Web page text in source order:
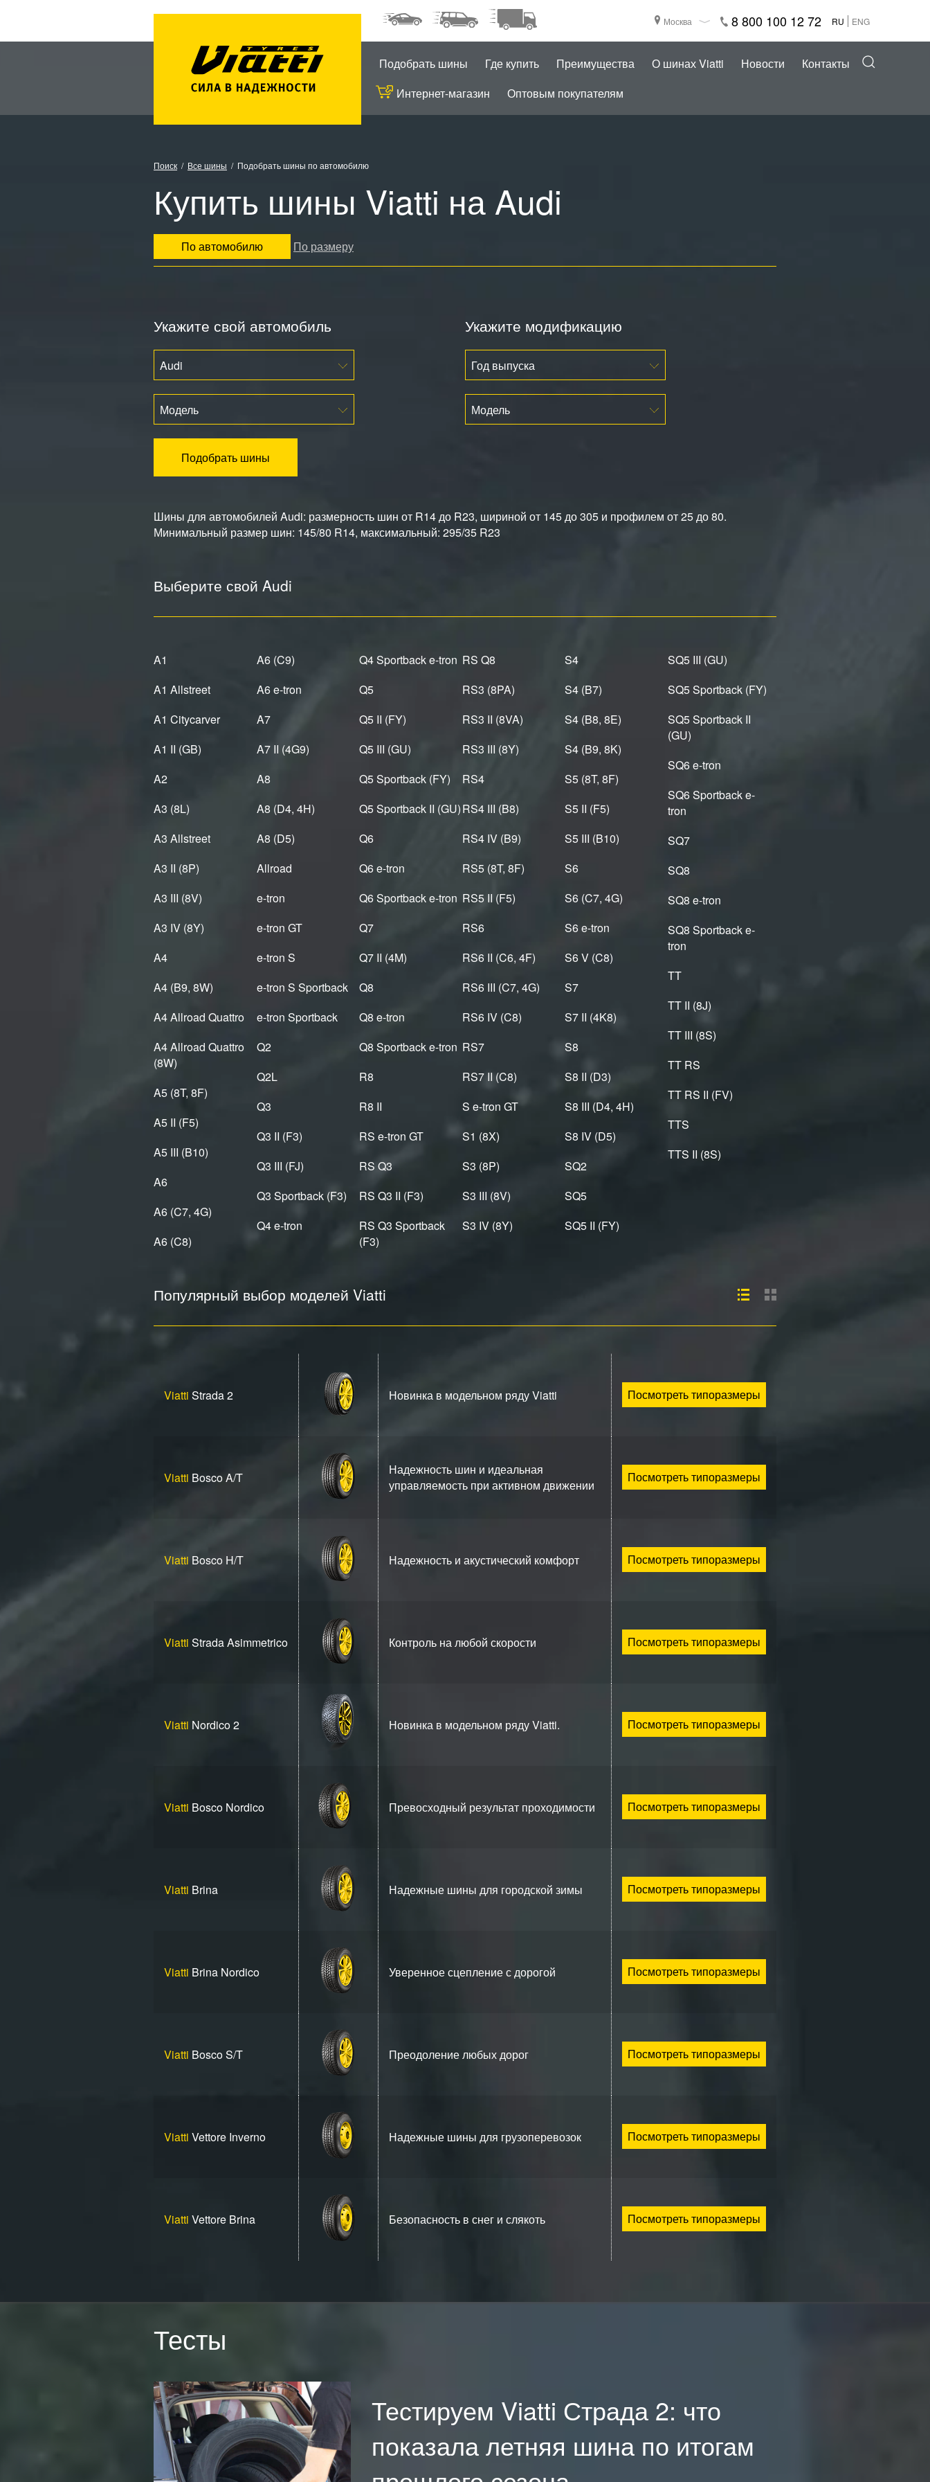
Москва 8 800 100 12 72 RU ENG
Подобрать шины Где купить Преимущества О шинах Viatti Новости
Контакты
Интернет-магазин
Оптовым покупателям
Поиск Все шины Подобрать шины по автомобилю
Купить шины Viatti на Audi
По автомобилю По размеру
Укажите свой автомобиль
Audi
Модель
Укажите модификацию
Год выпуска
Модель
Подобрать шины
Шины для автомобилей Audi: размерность шин от R14 до R23, шириной от 145 до 305 и профилем от 25 до 80.
Минимальный размер шин: 145/80 R14, максимальный: 295/35 R23
Выберите свой Audi
A1
A1 Allstreet
A1 Citycarver
A1 II (GB)
A2
A3 (8L)
A3 Allstreet
A3 II (8P)
A3 III (8V)
A3 IV (8Y)
A4
A4 (B9, 8W)
A4 Allroad Quattro
A4 Allroad Quattro
(8W)
A5 (8T, 8F)
A5 II (F5)
A5 III (B10)
A6
A6 (C7, 4G)
A6 (C8)
A6 (C9)
A6 e-tron
A7
A7 II (4G9)
A8
A8 (D4, 4H)
A8 (D5)
Allroad
e-tron
e-tron GT
e-tron S
e-tron S Sportback
e-tron Sportback
Q2
Q2L
Q3
Q3 II (F3)
Q3 III (FJ)
Q3 Sportback (F3)
Q4 e-tron
Q4 Sportback e-tron
Q5
Q5 II (FY)
Q5 III (GU)
Q5 Sportback (FY)
Q5 Sportback II (GU)
Q6
Q6 e-tron
Q6 Sportback e-tron
Q7
Q7 II (4M)
Q8
Q8 e-tron
Q8 Sportback e-tron
R8
R8 II
RS e-tron GT
RS Q3
RS Q3 II (F3)
RS Q3 Sportback
(F3)
RS Q8
RS3 (8PA)
RS3 II (8VA)
RS3 III (8Y)
RS4
RS4 III (B8)
RS4 IV (B9)
RS5 (8T, 8F)
RS5 II (F5)
RS6
RS6 II (C6, 4F)
RS6 III (C7, 4G)
RS6 IV (C8)
RS7
RS7 II (C8)
S e-tron GT
S1 (8X)
S3 (8P)
S3 III (8V)
S3 IV (8Y)
S4
S4 (B7)
S4 (B8, 8E)
S4 (B9, 8K)
S5 (8T, 8F)
S5 II (F5)
S5 III (B10)
S6
S6 (C7, 4G)
S6 e-tron
S6 V (C8)
S7
S7 II (4K8)
S8
S8 II (D3)
S8 III (D4, 4H)
S8 IV (D5)
SQ2
SQ5
SQ5 II (FY)
SQ5 III (GU)
SQ5 Sportback (FY)
SQ5 Sportback II
(GU)
SQ6 e-tron
SQ6 Sportback e-
tron
SQ7
SQ8
SQ8 e-tron
SQ8 Sportback e-
tron
TT
TT II (8J)
TT III (8S)
TT RS
TT RS II (FV)
TTS
TTS II (8S)
Популярный выбор моделей Viatti
Viatti Strada 2 Новинка в модельном ряду Viatti Посмотреть типоразмеры
Viatti Bosco A/T
Надежность шин и идеальная
управляемость при активном движении
Посмотреть типоразмеры
Viatti Bosco H/T Надежность и акустический комфорт Посмотреть типоразмеры
Viatti Strada Asimmetrico Контроль на любой скорости Посмотреть типоразмеры
Viatti Nordico 2 Новинка в модельном ряду Viatti. Посмотреть типоразмеры
Viatti Bosco Nordico Превосходный результат проходимости Посмотреть типоразмеры
Viatti Brina Надежные шины для городской зимы Посмотреть типоразмеры
Viatti Brina Nordico Уверенное сцепление с дорогой Посмотреть типоразмеры
Viatti Bosco S/T Преодоление любых дорог Посмотреть типоразмеры
Viatti Vettore Inverno Надежные шины для грузоперевозок Посмотреть типоразмеры
Viatti Vettore Brina Безопасность в снег и слякоть Посмотреть типоразмеры
Тесты
Тестируем Viatti Страда 2: что
показала летняя шина по итогам